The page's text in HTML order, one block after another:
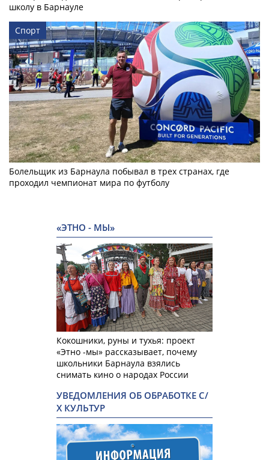
школу в Барнауле
Спорт
Болельщик из Барнаула побывал в трех странах, где
проходил чемпионат мира по футболу
«ЭТНО - МЫ»
Кокошники, руны и тухья: проект
«Этно -мы» рассказывает, почему
школьники Барнаула взялись
снимать кино о народах России
УВЕДОМЛЕНИЯ ОБ ОБРАБОТКЕ С/
Х КУЛЬТУР